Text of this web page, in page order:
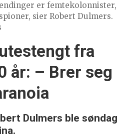
er femtekolonnister,
sier Robert Dulmers.
fra
år: – Brer seg
Dulmers ble søndag